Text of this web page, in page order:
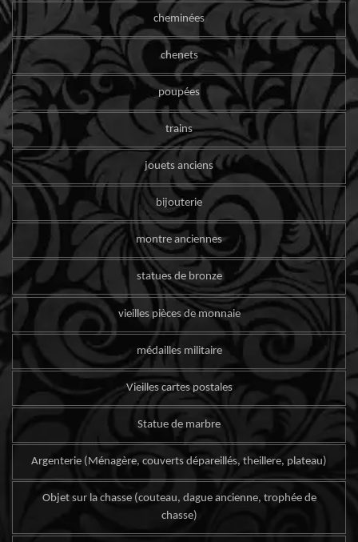
cheminées
chenets
poupées
trains
jouets anciens
bijouterie
montre anciennes
statues de bronze
vieilles pièces de monnaie
médailles militaire
Vieilles cartes postales
Statue de marbre
Argenterie (Ménagère, couverts dépareillés, theillere, plateau)
Objet sur la chasse (couteau, dague ancienne, trophée de
chasse)